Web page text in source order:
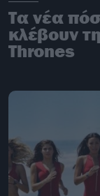
Τα νέα
κλέβουν
Thrones